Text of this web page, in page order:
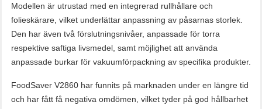
Modellen är utrustad med en integrerad rullhållare och
folieskärare, vilket underlättar anpassning av påsarnas storlek.
Den har även två förslutningsnivåer, anpassade för torra
respektive saftiga livsmedel, samt möjlighet att använda
anpassade burkar för vakuumförpackning av specifika produkter.
FoodSaver V2860 har funnits på marknaden under en längre tid
och har fått få negativa omdömen, vilket tyder på god hållbarhet